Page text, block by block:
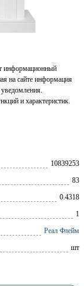
10839253
83
0.4318
1
Реал Флейм
шт
информационный
на сайте информация
и характеристик.